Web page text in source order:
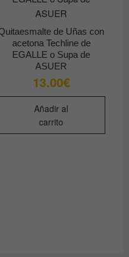
de Uñas con
acetona Techline de
EGALLE o Supa de
ASUER
13.00€
Añadir al
carrito